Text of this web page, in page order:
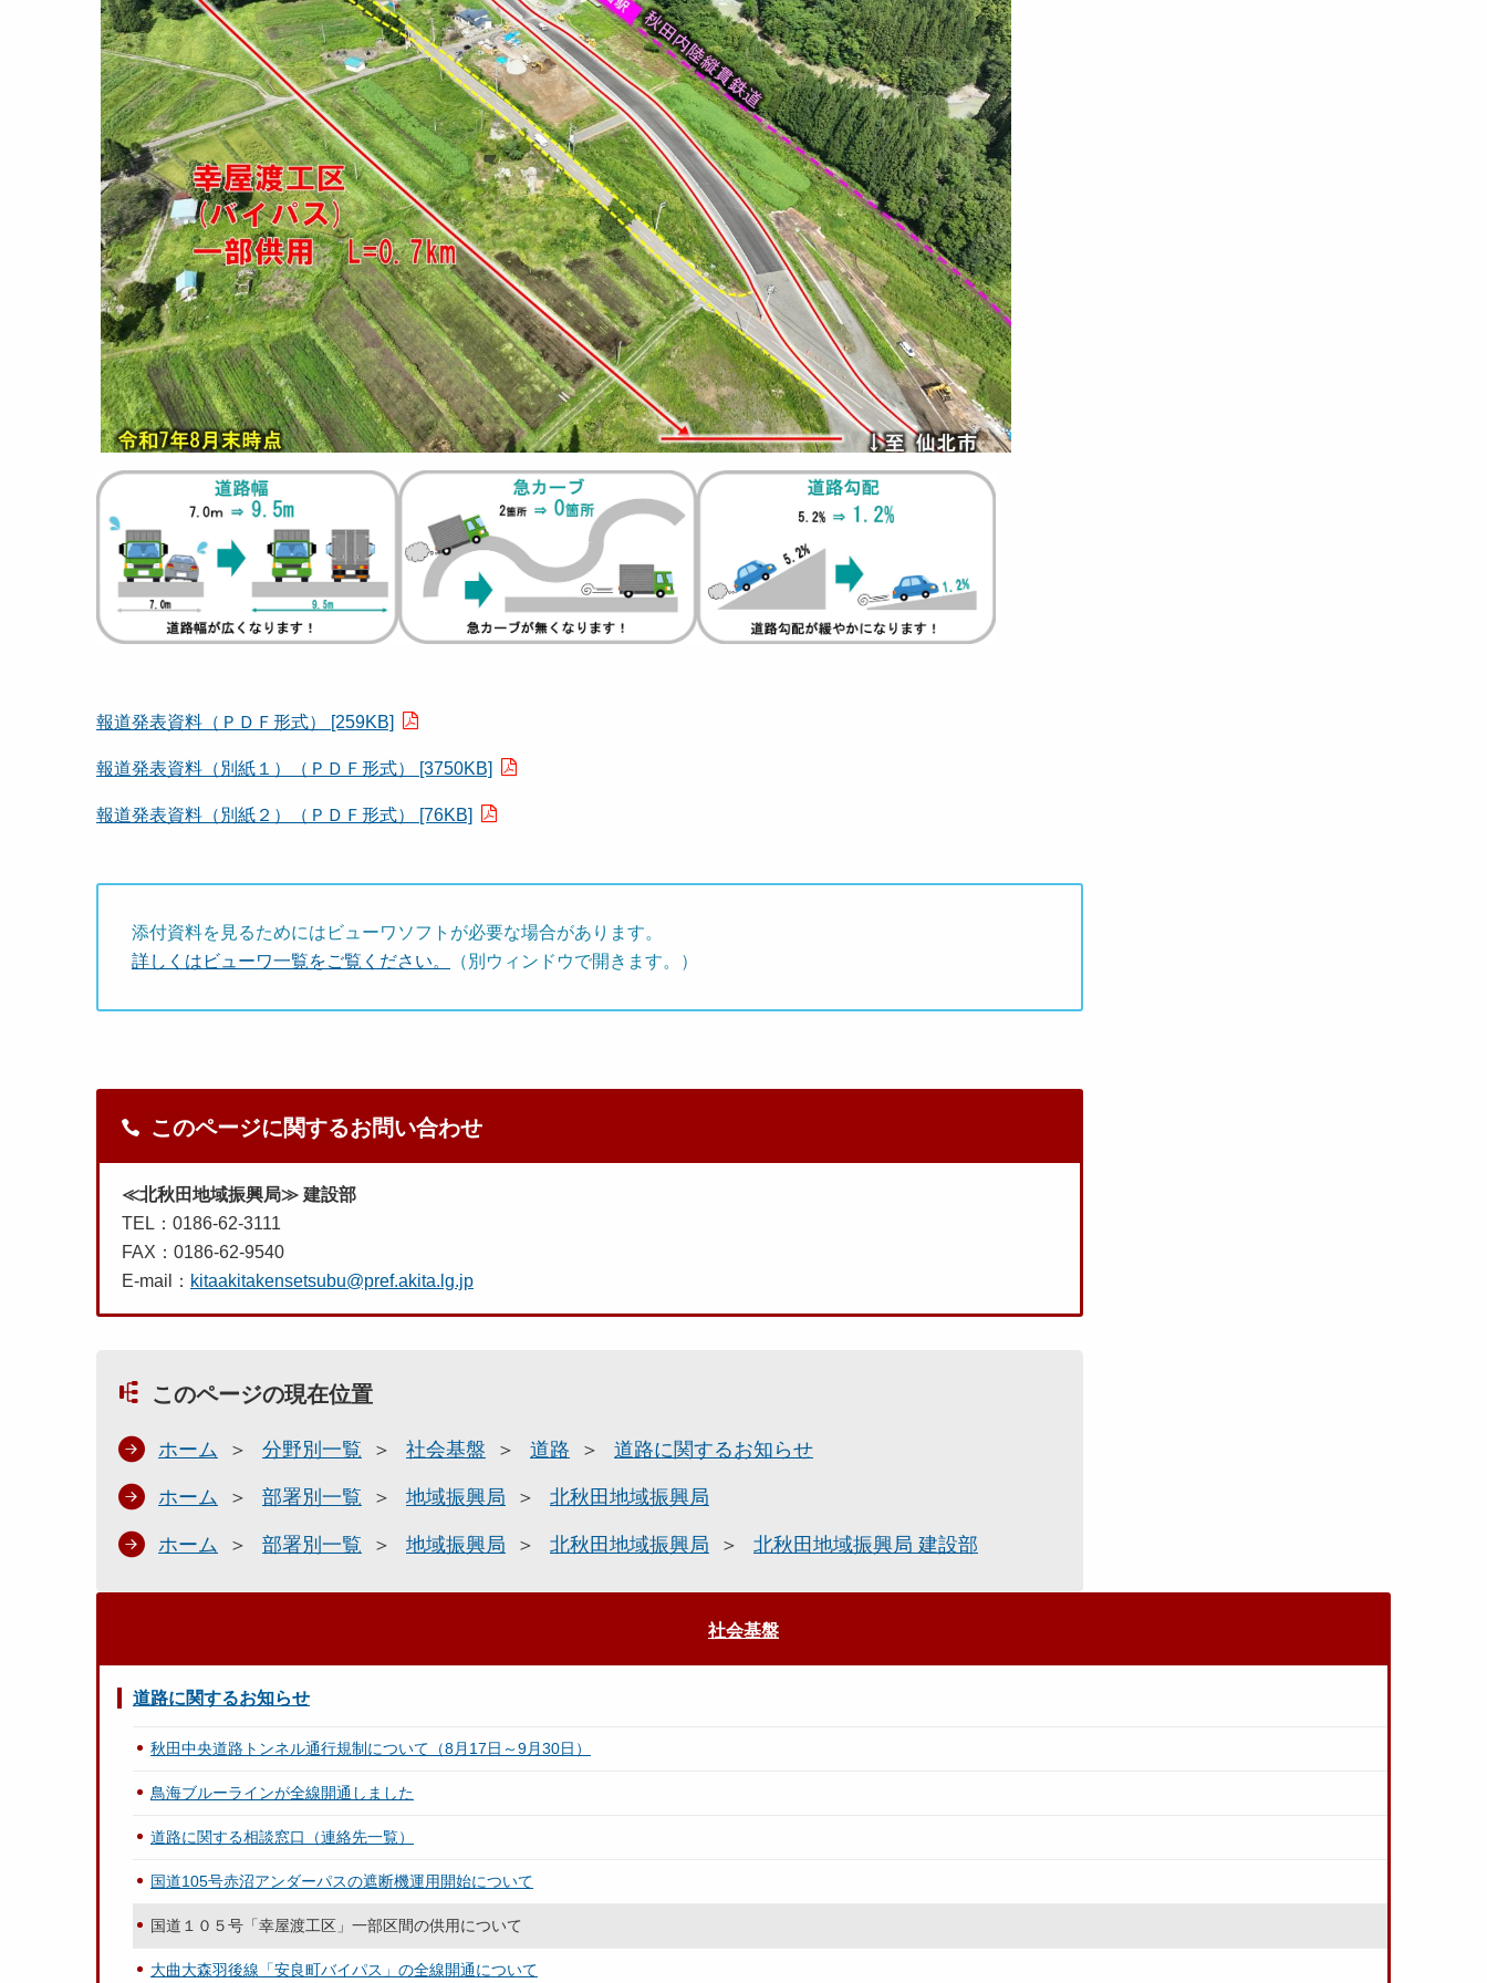
報道発表資料（ＰＤＦ形式） [259KB]
報道発表資料（別紙１）（ＰＤＦ形式） [3750KB]
報道発表資料（別紙２）（ＰＤＦ形式） [76KB]
添付資料を見るためにはビューワソフトが必要な場合があります。
詳しくはビューワ一覧をご覧ください。
（別ウィンドウで開きます。）
このページに関するお問い合わせ
≪北秋田地域振興局≫ 建設部
TEL：0186-62-3111
FAX：0186-62-9540
E-mail： kitaakitakensetsubu@pref.akita.lg.jp
このページの現在位置
ホーム 分野別一覧 社会基盤 道路 道路に関するお知らせ
ホーム 部署別一覧 地域振興局 北秋田地域振興局
ホーム 部署別一覧 地域振興局 北秋田地域振興局 北秋田地域振興局 建設部
社会基盤
道路に関するお知らせ
秋田中央道路トンネル通行規制について（8月17日～9月30日）
鳥海ブルーラインが全線開通しました
道路に関する相談窓口（連絡先一覧）
国道105号赤沼アンダーパスの遮断機運用開始について
国道１０５号「幸屋渡工区」一部区間の供用について
大曲大森羽後線「安良町バイパス」の全線開通について